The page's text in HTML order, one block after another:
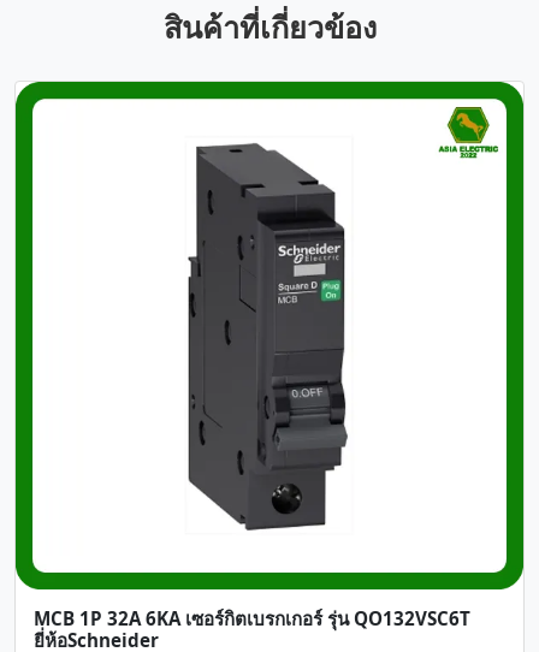
สินค้าที่เกี่ยวข้อง
MCB 1P 32A 6KA เซอร์กิตเบรกเกอร์ รุ่น QO132VSC6T
ยี่ห้อSchneider